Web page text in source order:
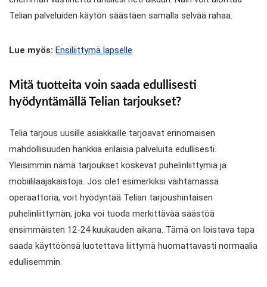
Telian palveluiden käytön säästäen samalla selvää rahaa.
Lue myös: Ensiliittymä lapselle
Mitä tuotteita voin saada edullisesti
hyödyntämällä Telian tarjoukset?
Telia tarjous uusille asiakkaille tarjoavat erinomaisen
mahdollisuuden hankkia erilaisia palveluita edullisesti.
Yleisimmin nämä tarjoukset koskevat puhelinliittymiä ja
mobiililaajakaistoja. Jos olet esimerkiksi vaihtamassa
operaattoria, voit hyödyntää Telian tarjoushintaisen
puhelinliittymän, joka voi tuoda merkittävää säästöä
ensimmäisten 12-24 kuukauden aikana. Tämä on loistava tapa
saada käyttöönsä luotettava liittymä huomattavasti normaalia
edullisemmin.